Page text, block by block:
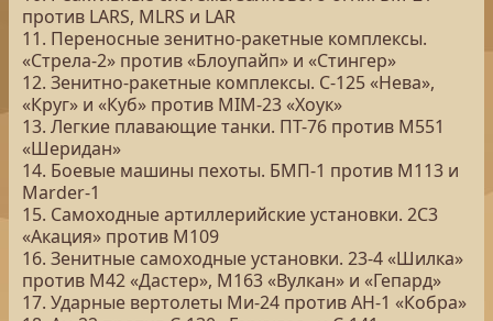
против LARS, MLRS и LAR
11. Переносные зенитно-ракетные комплексы.
«Стрела-2» против «Блоупайп» и «Стингер»
12. Зенитно-ракетные комплексы. С-125 «Нева»,
«Круг» и «Куб» против MIM-23 «Хоук»
13. Легкие плавающие танки. ПТ-76 против M551
«Шеридан»
14. Боевые машины пехоты. БМП-1 против M113 и
Marder-1
15. Самоходные артиллерийские установки. 2С3
«Акация» против М109
16. Зенитные самоходные установки. 23-4 «Шилка»
против М42 «Дастер», М163 «Вулкан» и «Гепард»
17. Ударные вертолеты Ми-24 против AH-1 «Кобра»